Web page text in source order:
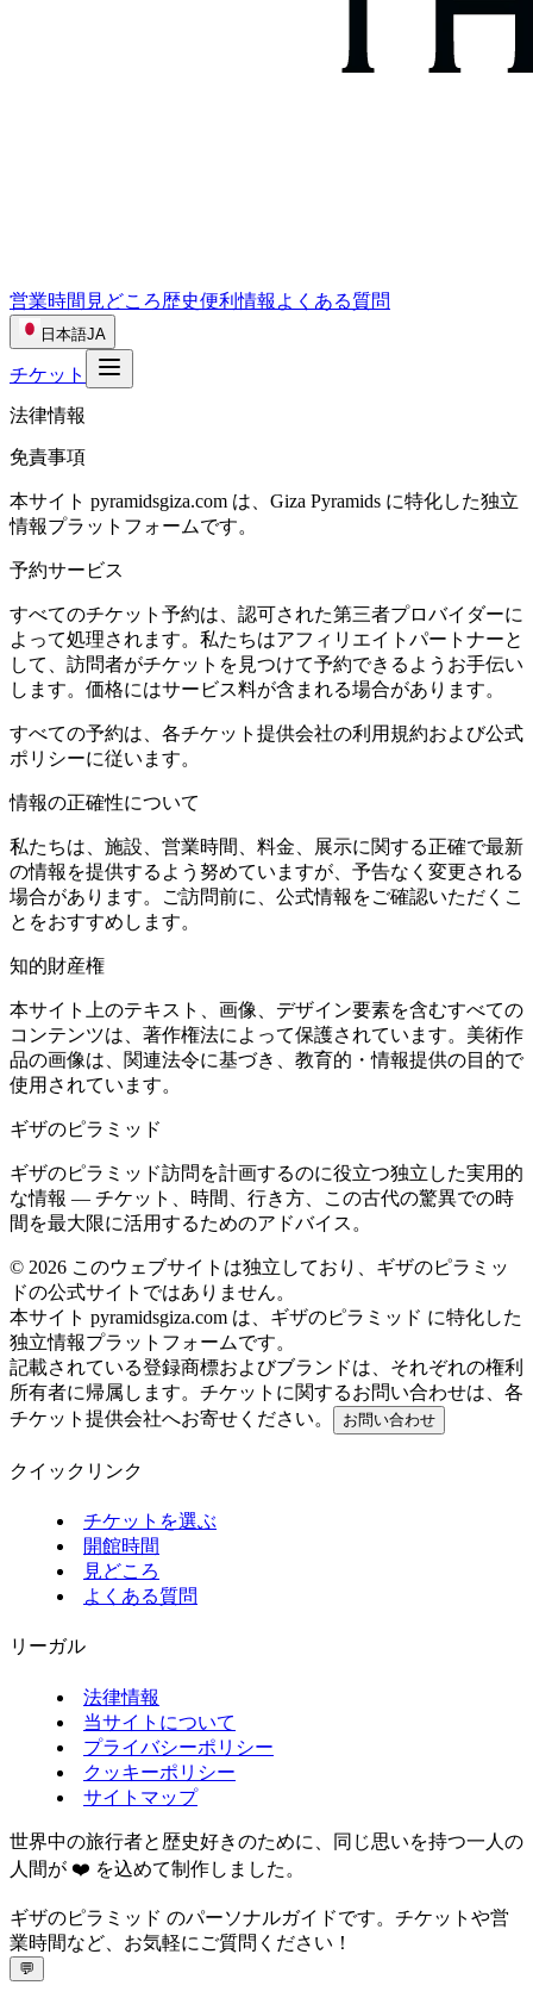
営業時間 見どころ歴史便利情報 よくある質問
日本語JA
チケット
法律情報
免責事項
本サイト pyramidsgiza.com は、Giza Pyramids に特化した独立
情報プラットフォームです。
予約サービス
すべてのチケット予約は、認可された第三者プロバイダーに
よって処理されます。私たちはアフィリエイトパートナーと
して、訪問者がチケットを見つけて予約できるようお手伝い
します。価格にはサービス料が含まれる場合があります。
すべての予約は、各チケット提供会社の利用規約および公式
ポリシーに従います。
情報の正確性について
私たちは、施設、営業時間、料金、展示に関する正確で最新
の情報を提供するよう努めていますが、予告なく変更される
場合があります。ご訪問前に、公式情報をご確認いただくこ
とをおすすめします。
知的財産権
本サイト上のテキスト、画像、デザイン要素を含むすべての
コンテンツは、著作権法によって保護されています。美術作
品の画像は、関連法令に基づき、教育的・情報提供の目的で
使用されています。
ギザのピラミッド
ギザのピラミッド訪問を計画するのに役立つ独立した実用的
な情報 — チケット、時間、行き方、この古代の驚異での時
間を最大限に活用するためのアドバイス。
© 2026 このウェブサイトは独立しており、ギザのピラミッ
ドの公式サイトではありません。
本サイト pyramidsgiza.com は、ギザのピラミッド に特化した
独立情報プラットフォームです。
記載されている登録商標およびブランドは、それぞれの権利
所有者に帰属します。チケットに関するお問い合わせは、各
チケット提供会社へお寄せください。
お問い合わせ
クイックリンク
チケットを選ぶ
開館時間
見どころ
よくある質問
リーガル
法律情報
当サイトについて
プライバシーポリシー
クッキーポリシー
サイトマップ
世界中の旅行者と歴史好きのために、同じ思いを持つ一人の
人間が ❤️ を込めて制作しました。
ギザのピラミッド のパーソナルガイドです。チケットや営
業時間など、お気軽にご質問ください！
💬